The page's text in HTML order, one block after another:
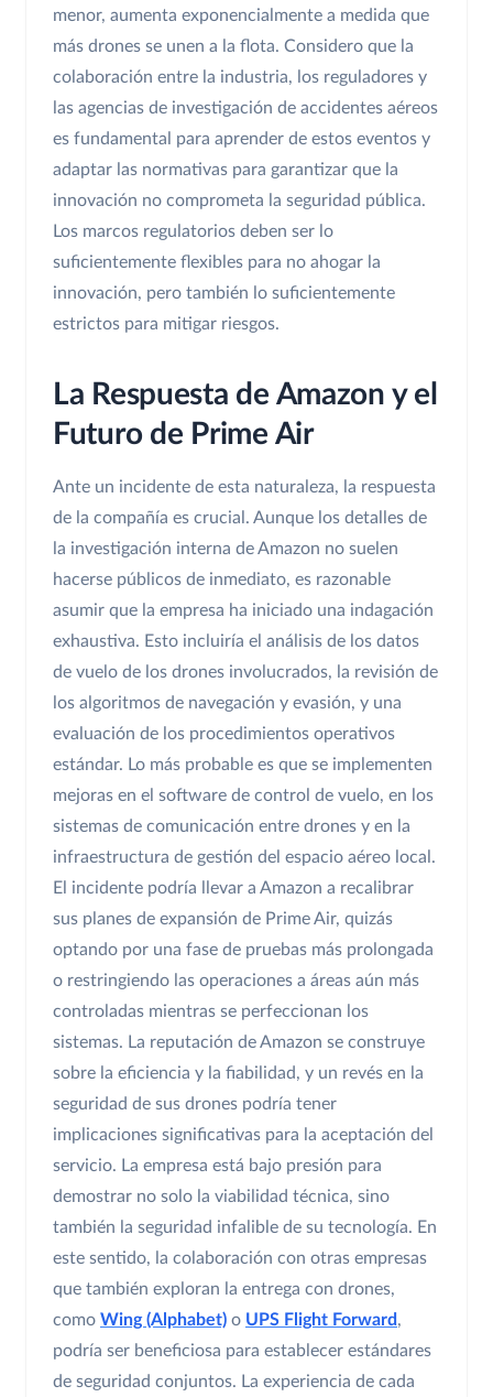
menor, aumenta exponencialmente a medida que
más drones se unen a la flota. Considero que la
colaboración entre la industria, los reguladores y
las agencias de investigación de accidentes aéreos
es fundamental para aprender de estos eventos y
adaptar las normativas para garantizar que la
innovación no comprometa la seguridad pública.
Los marcos regulatorios deben ser lo
suficientemente flexibles para no ahogar la
innovación, pero también lo suficientemente
estrictos para mitigar riesgos.
La Respuesta de Amazon y el
Futuro de Prime Air
Ante un incidente de esta naturaleza, la respuesta
de la compañía es crucial. Aunque los detalles de
la investigación interna de Amazon no suelen
hacerse públicos de inmediato, es razonable
asumir que la empresa ha iniciado una indagación
exhaustiva. Esto incluiría el análisis de los datos
de vuelo de los drones involucrados, la revisión de
los algoritmos de navegación y evasión, y una
evaluación de los procedimientos operativos
estándar. Lo más probable es que se implementen
mejoras en el software de control de vuelo, en los
sistemas de comunicación entre drones y en la
infraestructura de gestión del espacio aéreo local.
El incidente podría llevar a Amazon a recalibrar
sus planes de expansión de Prime Air, quizás
optando por una fase de pruebas más prolongada
o restringiendo las operaciones a áreas aún más
controladas mientras se perfeccionan los
sistemas. La reputación de Amazon se construye
sobre la eficiencia y la fiabilidad, y un revés en la
seguridad de sus drones podría tener
implicaciones significativas para la aceptación del
servicio. La empresa está bajo presión para
demostrar no solo la viabilidad técnica, sino
también la seguridad infalible de su tecnología. En
este sentido, la colaboración con otras empresas
que también exploran la entrega con drones,
como Wing (Alphabet) o UPS Flight Forward ,
podría ser beneficiosa para establecer estándares
de seguridad conjuntos. La experiencia de cada